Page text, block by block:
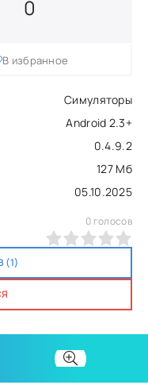
Симуляторы
Android 2.3+
0.4.9.2
127 Мб
05.10.2025
0
В избранное
(1)
0 голосов